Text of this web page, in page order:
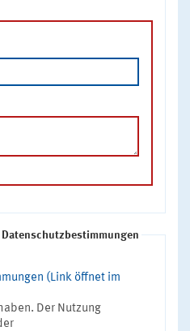
(Link öffnet im
Der Nutzung